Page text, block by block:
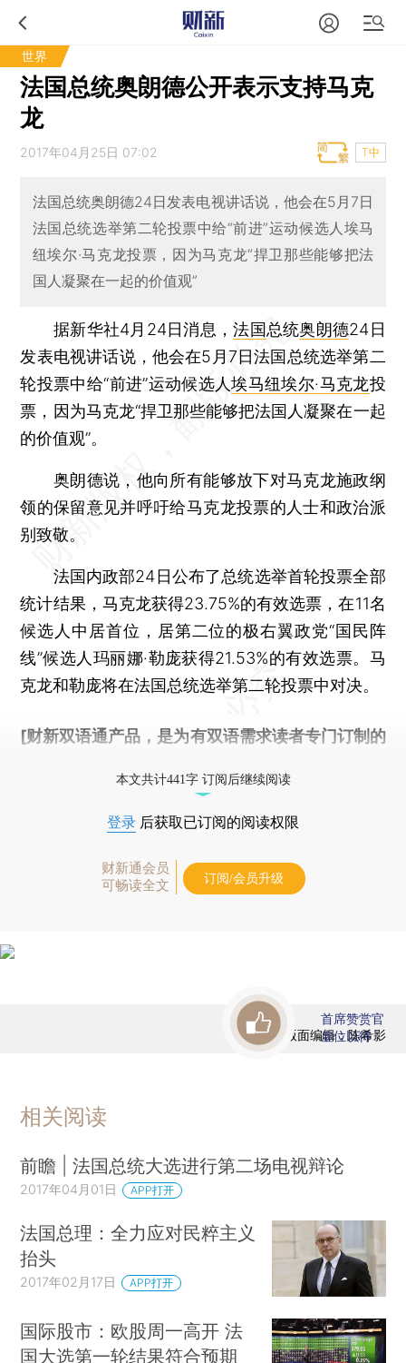
世界
法国总统奥朗德公开表示支持马克
龙
2017年04月25日 07:02 T中
法国总统奥朗德24日发表电视讲话说，他会在5月7日
法国总统选举第二轮投票中给“前进”运动候选人埃马
纽埃尔·马克龙投票，因为马克龙“捍卫那些能够把法
国人凝聚在一起的价值观”
据新华社4月24日消息，法国总统奥朗德24日
发表电视讲话说，他会在5月7日法国总统选举第二
轮投票中给“前进”运动候选人埃马纽埃尔·马克龙投
票，因为马克龙“捍卫那些能够把法国人凝聚在一起
的价值观”。
奥朗德说，他向所有能够放下对马克龙施政纲
领的保留意见并呼吁给马克龙投票的人士和政治派
别致敬。
法国内政部24日公布了总统选举首轮投票全部
统计结果，马克龙获得23.75%的有效选票，在11名
候选人中居首位，居第二位的极右翼政党“国民阵
线”候选人玛丽娜·勒庞获得21.53%的有效选票。马
克龙和勒庞将在法国总统选举第二轮投票中对决。
[财新双语通产品，是为有双语需求读者专门订制的
本文共计441字 订阅后继续阅读
登录 后获取已订阅的阅读权限
财新通会员
可畅读全文
订阅/会员升级
版面编辑：陈希影
首席赞赏官
虚位以待
相关阅读
前瞻 | 法国总统大选进行第二场电视辩论
2017年04月01日 APP打开
法国总理：全力应对民粹主义
抬头
2017年02月17日 APP打开
国际股市：欧股周一高开 法
国大选第一轮结果符合预期